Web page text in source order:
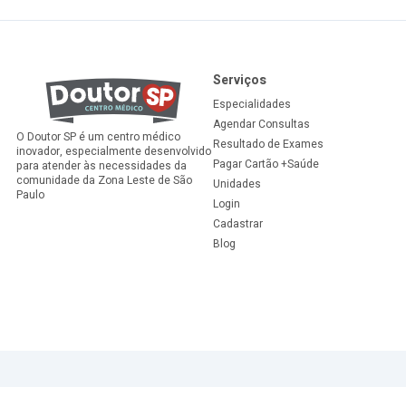
O Doutor SPé um centro médico
inovador, especialmente desenvolvido
para atender às necessidades da
comunidade da Zona Leste de São
Paulo
Serviços
Especialidades
Agendar Consultas
Resultado de Exames
Pagar Cartão +Saúde
Unidades
Login
Cadastrar
Blog